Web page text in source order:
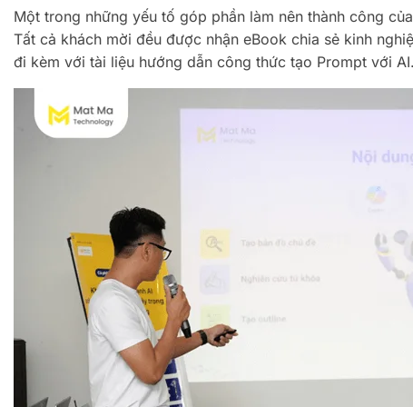
Một trong những yếu tố góp phần làm nên thành công
Tất cả khách mời đều được nhận eBook chia sẻ kinh
đi kèm với tài liệu hướng dẫn công thức tạo Prompt với AI.